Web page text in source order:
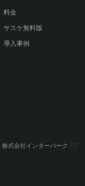
料金
サスケ無料版
導入事例
株式会社インターパーク